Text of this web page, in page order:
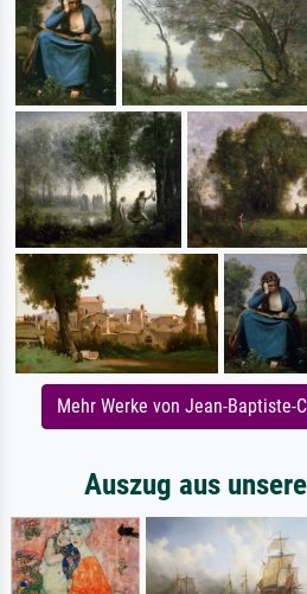
Mehr Werke von Jean-Baptiste-
Auszug aus